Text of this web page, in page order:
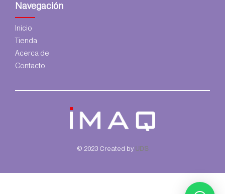
Navegación
Inicio
Tienda
Acerca de
Contacto
© 2023 Created by UDS